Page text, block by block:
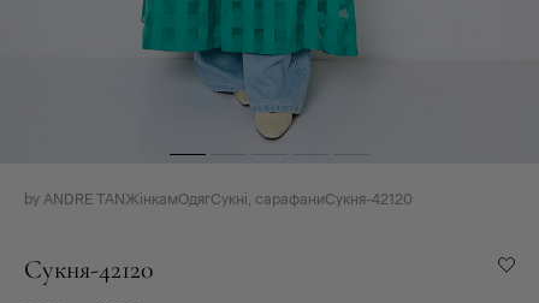
by ANDRE TAN ЖінкамОдягСукні, сарафаниСукня-42120
Сукня-42120